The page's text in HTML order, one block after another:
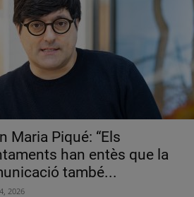
Maria Piqué: “Els
han entès que la
també...
2026